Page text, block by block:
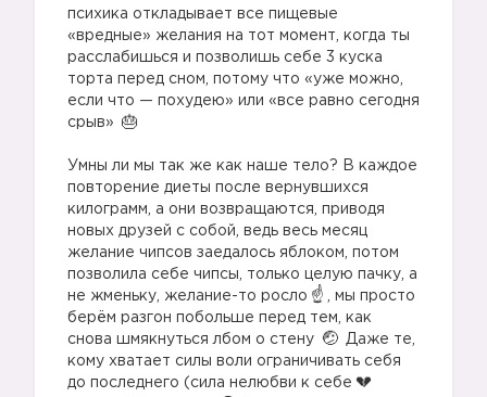
психика откладывает все пищевые
«вредные» желания на тот момент, когда ты
расслабишься и позволишь себе 3 куска
торта перед сном, потому что «уже можно,
если что — похудею» или «все равно сегодня
срыв»
Умны ли мы так же как наше тело? В каждое
повторение диеты после вернувшихся
килограмм, а они возвращаются, приводя
новых друзей с собой, ведь весь месяц
желание чипсов заедалось яблоком, потом
позволила себе чипсы, только целую пачку, а
не жменьку, желание-то росло
, мы просто
берём разгон побольше перед тем, как
снова шмякнуться лбом о стену
Даже те,
кому хватает силы воли ограничивать себя
до последнего (сила нелюбви к себе